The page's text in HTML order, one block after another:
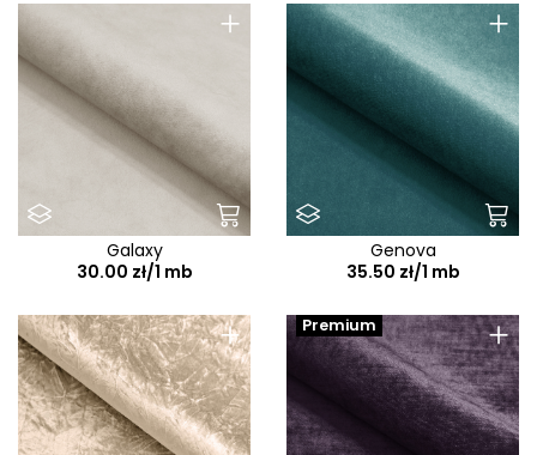
+
Galaxy
30.00 zł/1 mb
+
Genova
35.50 zł/1 mb
+ +
Premium